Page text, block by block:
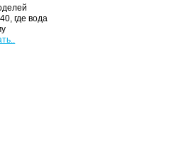
где вода